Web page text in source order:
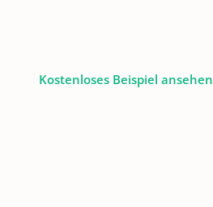
Kostenloses Beispiel ansehen